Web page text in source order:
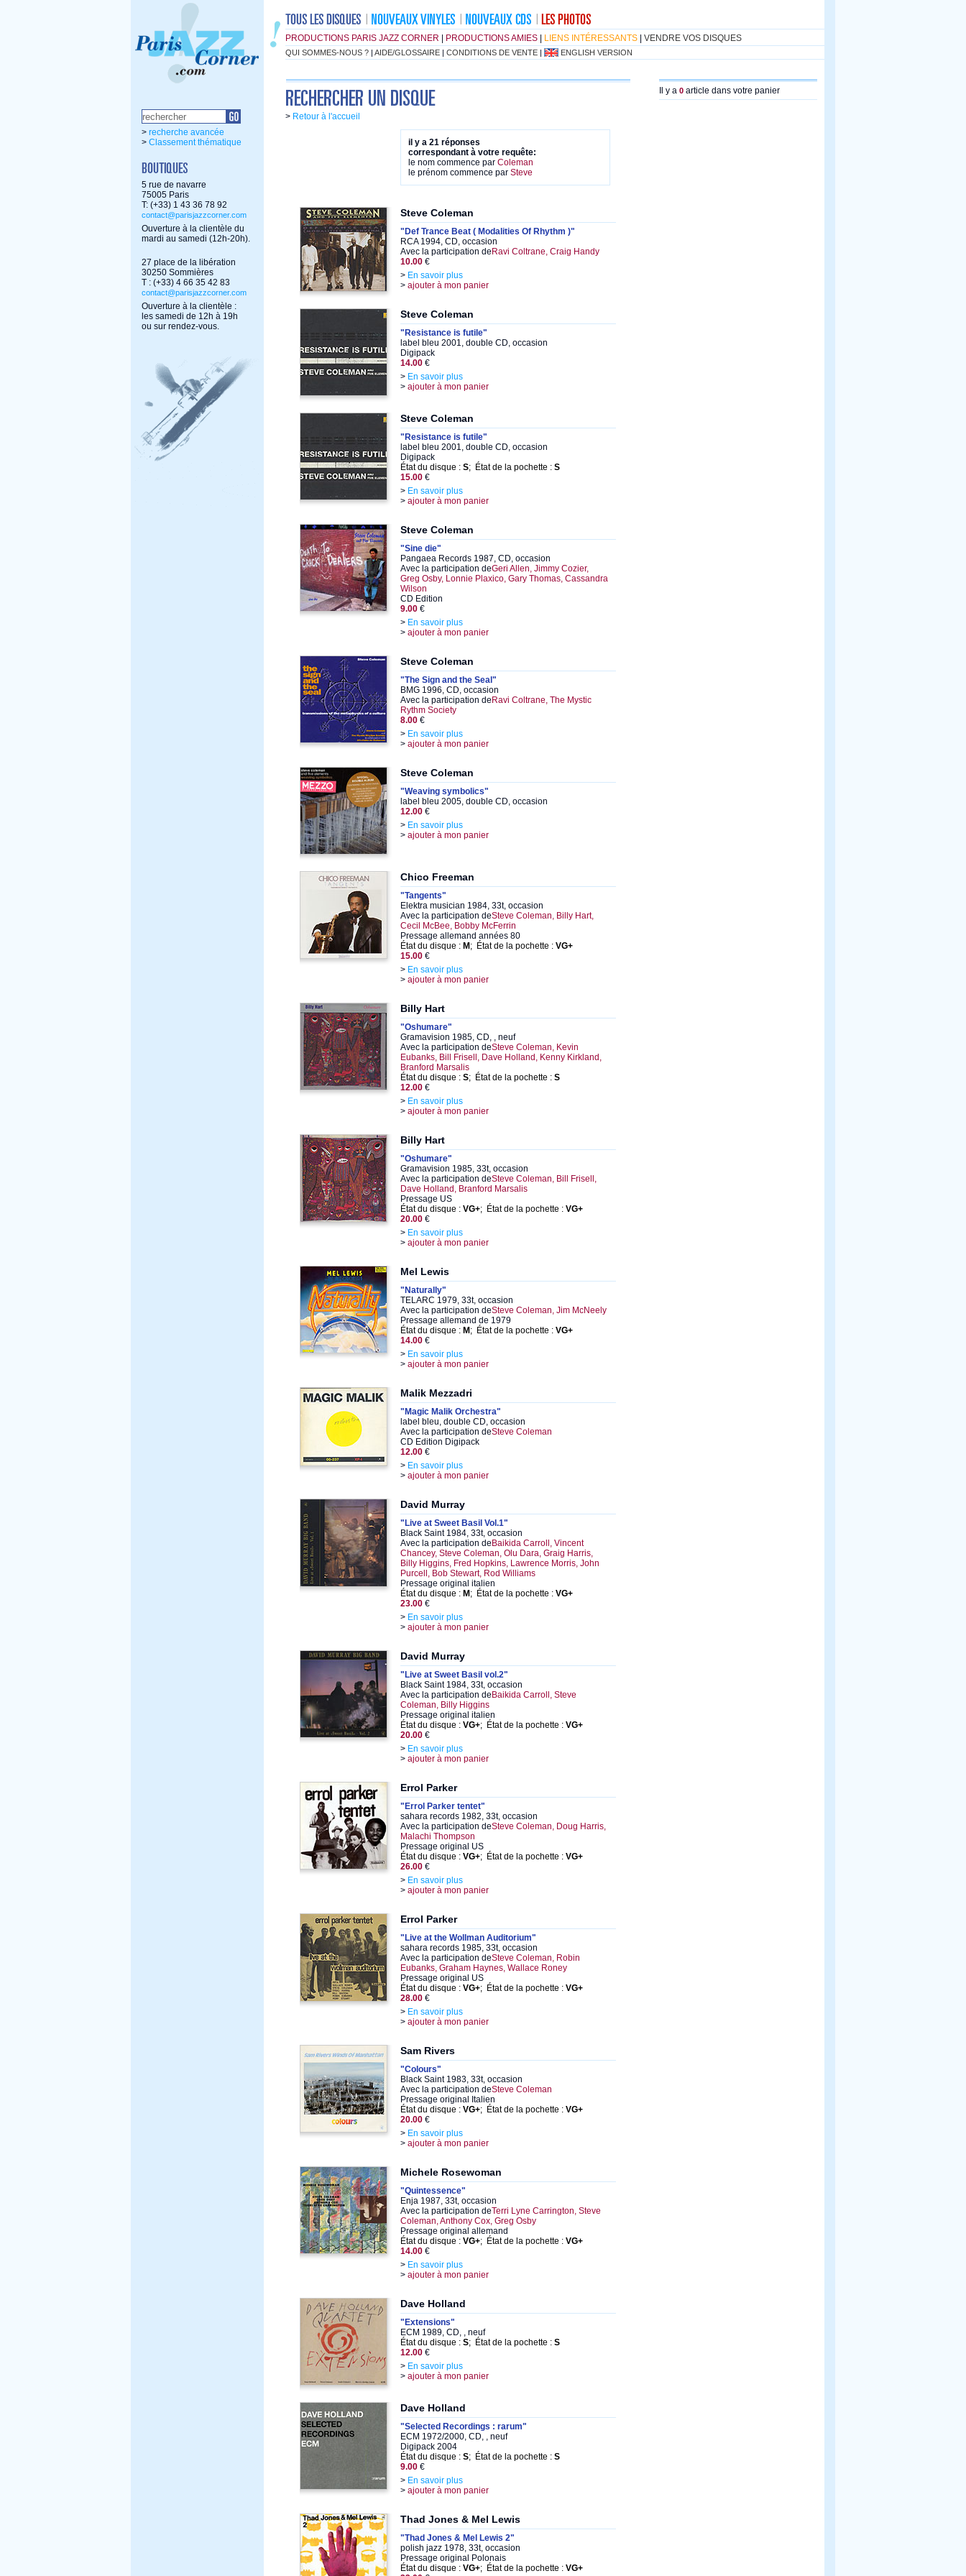
PRODUCTIONS PARIS JAZZ CORNER PRODUCTIONS AMIES LIENS INTÉRESSANTS VENDRE VOS DISQUES
QUI SOMMES-NOUS ? | AIDE/GLOSSAIRE | CONDITIONS DE VENTE | ENGLISH VERSION
> recherche avancée
> Classement thématique
5 rue de navarre
75005 Paris
T: (+33) 1 43 36 78 92
contact@parisjazzcorner.com
Ouverture à la clientèle du
mardi au samedi (12h-20h).
27 place de la libération
30250 Sommières
T : (+33) 4 66 35 42 83
contact@parisjazzcorner.com
Ouverture à la clientèle :
les samedi de 12h à 19h
ou sur rendez-vous.
> Retour à l'accueil
il y a 21 réponses
correspondant à votre requête:
le nom commence par Coleman
le prénom commence par Steve
Steve Coleman
"Def Trance Beat ( Modalities Of Rhythm )"
RCA 1994, CD, occasion
Avec la participation de Ravi Coltrane, Craig Handy
10.00 €
> En savoir plus
> ajouter à mon panier
Steve Coleman
"Resistance is futile"
label bleu 2001, double CD, occasion
Digipack
14.00 €
> En savoir plus
> ajouter à mon panier
Steve Coleman
"Resistance is futile"
label bleu 2001, double CD, occasion
Digipack
État du disque : S; État de la pochette : S
15.00 €
> En savoir plus
> ajouter à mon panier
Steve Coleman
"Sine die"
Pangaea Records 1987, CD, occasion
Avec la participation deGeri Allen, Jimmy Cozier,
Greg Osby, Lonnie Plaxico, Gary Thomas, Cassandra
Wilson
CD Edition
9.00 €
> En savoir plus
> ajouter à mon panier
Steve Coleman
"The Sign and the Seal"
BMG 1996, CD, occasion
Avec la participation de Ravi Coltrane, The Mystic
Rythm Society
8.00 €
> En savoir plus
> ajouter à mon panier
Steve Coleman
"Weaving symbolics"
label bleu 2005, double CD, occasion
12.00 €
> En savoir plus
> ajouter à mon panier
Chico Freeman
"Tangents"
Elektra musician 1984, 33t, occasion
Avec la participation deSteve Coleman, Billy Hart,
Cecil McBee, Bobby McFerrin
Pressage allemand années 80
État du disque : M ; État de la pochette : VG+
15.00 €
> En savoir plus
> ajouter à mon panier
Billy Hart
"Oshumare"
Gramavision 1985, CD, , neuf
Avec la participation deSteve Coleman, Kevin
Eubanks, Bill Frisell, Dave Holland, Kenny Kirkland,
Branford Marsalis
État du disque : S; État de la pochette : S
12.00 €
> En savoir plus
> ajouter à mon panier
Billy Hart
"Oshumare"
Gramavision 1985, 33t, occasion
Avec la participation deSteve Coleman, Bill Frisell,
Dave Holland, Branford Marsalis
Pressage US
État du disque : VG+; État de la pochette : VG+
20.00 €
> En savoir plus
> ajouter à mon panier
Mel Lewis
"Naturally"
TELARC 1979, 33t, occasion
Avec la participation deSteve Coleman, Jim McNeely
Pressage allemand de 1979
État du disque : M ; État de la pochette : VG+
14.00 €
> En savoir plus
> ajouter à mon panier
Malik Mezzadri
"Magic Malik Orchestra"
label bleu, double CD, occasion
Avec la participation deSteve Coleman
CD Edition Digipack
12.00 €
> En savoir plus
> ajouter à mon panier
David Murray
"Live at Sweet Basil Vol.1"
Black Saint 1984, 33t, occasion
Avec la participation de Baikida Carroll, Vincent
Chancey, Steve Coleman, Olu Dara, Graig Harris,
Billy Higgins, Fred Hopkins, Lawrence Morris, John
Purcell, Bob Stewart, Rod Williams
Pressage original italien
État du disque : M ; État de la pochette : VG+
23.00 €
> En savoir plus
> ajouter à mon panier
David Murray
"Live at Sweet Basil vol.2"
Black Saint 1984, 33t, occasion
Avec la participation de Baikida Carroll, Steve
Coleman, Billy Higgins
Pressage original italien
État du disque : VG+; État de la pochette : VG+
20.00 €
> En savoir plus
> ajouter à mon panier
Errol Parker
"Errol Parker tentet"
sahara records 1982, 33t, occasion
Avec la participation deSteve Coleman, Doug Harris,
Malachi Thompson
Pressage original US
État du disque : VG+; État de la pochette : VG+
26.00 €
> En savoir plus
> ajouter à mon panier
Errol Parker
"Live at the Wollman Auditorium"
sahara records 1985, 33t, occasion
Avec la participation deSteve Coleman, Robin
Eubanks, Graham Haynes, Wallace Roney
Pressage original US
État du disque : VG+; État de la pochette : VG+
28.00 €
> En savoir plus
> ajouter à mon panier
Sam Rivers
"Colours"
Black Saint 1983, 33t, occasion
Avec la participation deSteve Coleman
Pressage original Italien
État du disque : VG+; État de la pochette : VG+
20.00 €
> En savoir plus
> ajouter à mon panier
Michele Rosewoman
"Quintessence"
Enja 1987, 33t, occasion
Avec la participation deTerri Lyne Carrington, Steve
Coleman, Anthony Cox, Greg Osby
Pressage original allemand
État du disque : VG+; État de la pochette : VG+
14.00 €
> En savoir plus
> ajouter à mon panier
Dave Holland
"Extensions"
ECM 1989, CD, , neuf
État du disque : S; État de la pochette : S
12.00 €
> En savoir plus
> ajouter à mon panier
Dave Holland
"Selected Recordings : rarum"
ECM 1972/2000, CD, , neuf
Digipack 2004
État du disque : S; État de la pochette : S
9.00 €
> En savoir plus
> ajouter à mon panier
Thad Jones & Mel Lewis
"Thad Jones & Mel Lewis 2"
polish jazz 1978, 33t, occasion
Pressage original Polonais
État du disque : VG+; État de la pochette : VG+
Il y a 0 article dans votre panier